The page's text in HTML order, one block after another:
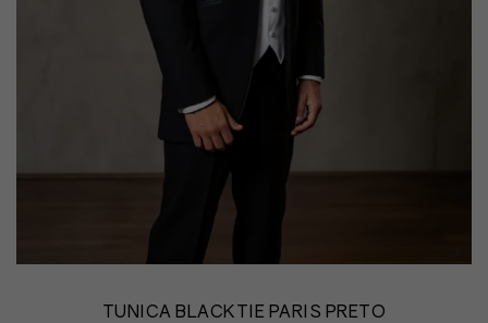
TUNICA BLACKTIE PARIS PRETO